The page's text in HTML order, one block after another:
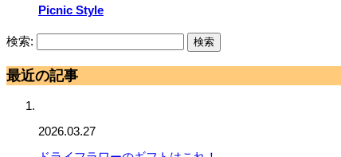
Picnic Style
検索:
最近の記事
2026.03.27